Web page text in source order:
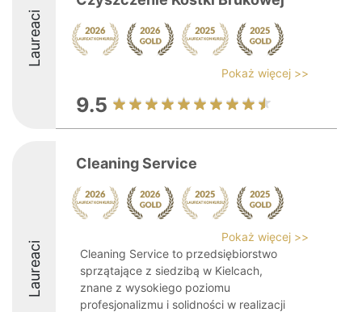
Laureaci
Pokaż więcej >>
9.5
Laureaci
Cleaning Service
Pokaż więcej >>
Cleaning Service to przedsiębiorstwo
sprzątające z siedzibą w Kielcach,
znane z wysokiego poziomu
profesjonalizmu i solidności w realizacji